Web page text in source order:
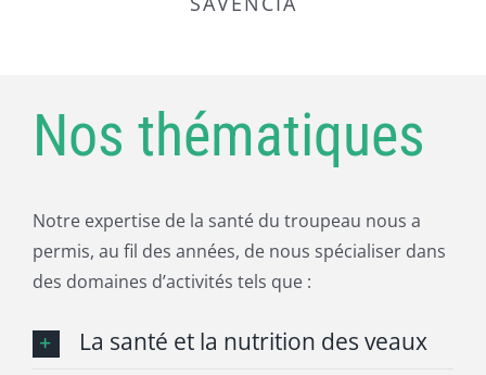
(Belgium)
Bio X Diagnostics
Ferme Le Bailli
dans sa globalité sous tout ses
troupeau et aux exploitants.
Soc Agri Pilet - De Chenemont
Nos thématiques
Notre expertise de la santé du troupeau nous a
permis, au fil des années, de nous spécialiser dans
des domaines d’activités tels que :
La santé et la nutrition des veaux